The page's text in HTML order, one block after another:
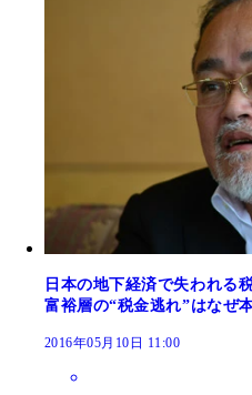
日本の地下経済で失われる
富裕層の“税金逃れ”はなぜ
2016年05月10日 11:00